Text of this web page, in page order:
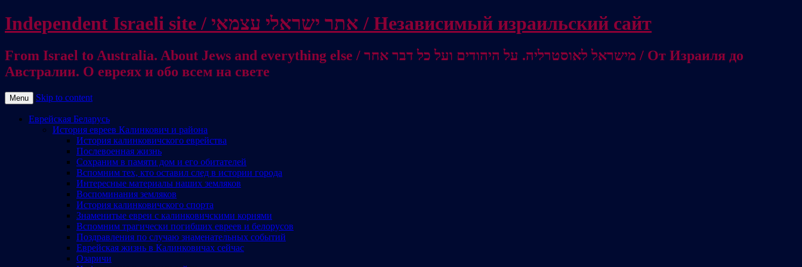
Independent Israeli site / אתר ישראלי עצמאי / Независимый израильский сайт
From Israel to Australia. About Jews and everything else / מישראל לאוסטרליה. על היהודים ועל כל דבר אחר / От Израиля до
Австралии. О евреях и обо всем на свете
Menu Skip to content
Еврейская Беларусь
История евреев Калинкович и района
История калинковичского еврейства
Послевоенная жизнь
Сохраним в памяти дом и его обитателей
Вспомним тех, кто оставил след в истории города
Интересные материалы наших земляков
Воспоминания земляков
История калинковичского спорта
Знаменитые евреи с калинковичскими корнями
Вспомним трагически погибших евреев и белорусов
Поздравления по случаю знаменательных событий
Еврейская жизнь в Калинковичах сейчас
Озаричи